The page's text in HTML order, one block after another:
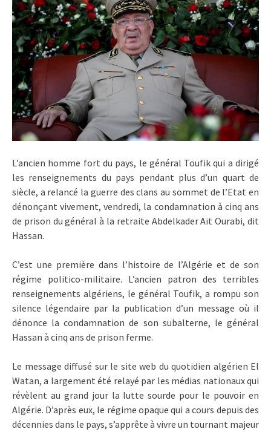
L’ancien homme fort du pays, le général Toufik qui a dirigé
les renseignements du pays pendant plus d’un quart de
siècle, a relancé la guerre des clans au sommet de l’Etat en
dénonçant vivement, vendredi, la condamnation à cinq ans
de prison du général à la retraite Abdelkader Aït Ourabi, dit
Hassan.
C’est une première dans l’histoire de l’Algérie et de son
régime politico-militaire. L’ancien patron des terribles
renseignements algériens, le général Toufik, a rompu son
silence légendaire par la publication d’un message où il
dénonce la condamnation de son subalterne, le général
Hassan à cinq ans de prison ferme.
Le message diffusé sur le site web du quotidien algérien El
Watan, a largement été relayé par les médias nationaux qui
révèlent au grand jour la lutte sourde pour le pouvoir en
Algérie. D’après eux, le régime opaque qui a cours depuis des
décennies dans le pays, s’apprête à vivre un tournant majeur